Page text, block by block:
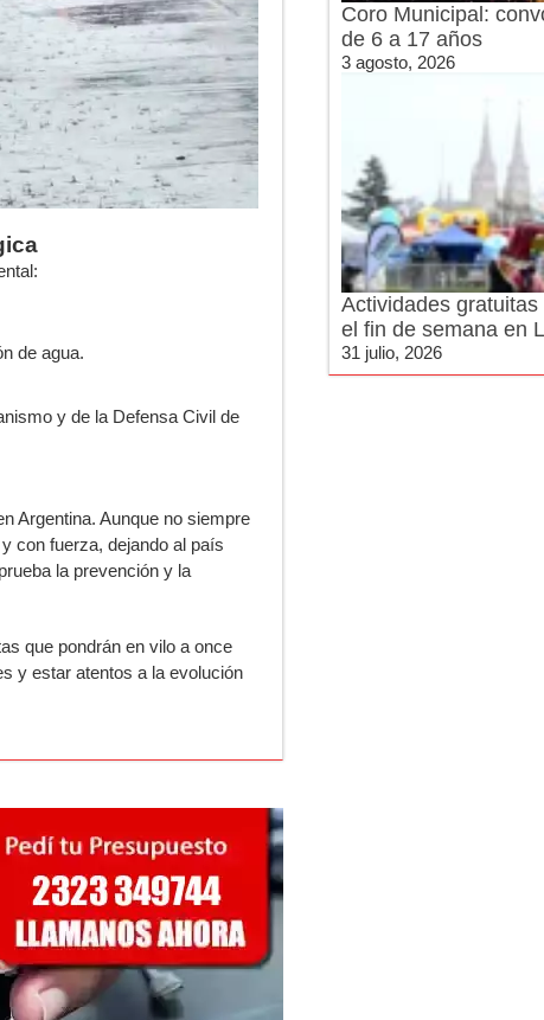
de agua.
y de la Defensa Civil de
Argentina. Aunque no siempre
con fuerza, dejando al país
la prevención y la
que pondrán en vilo a once
y estar atentos a la evolución
Coro Municipal:
de 6 a 17 años
3 agosto, 2026
Actividades
el fin de semana en
31 julio, 2026